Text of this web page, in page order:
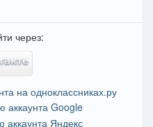
через: